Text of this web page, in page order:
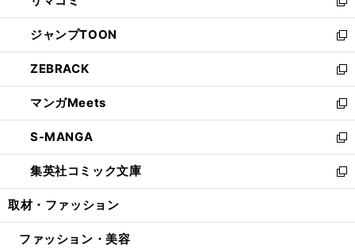
開
く
ウ
で
開
く
ン
ド
ウ
で
開
く
い
ウ
ィ
ン
ド
ウ
で
開
く
新
し
い
ウ
ィ
ン
ド
ウ
で
開
く
ジャンプTOON
新
し
い
ウ
ィ
ン
ド
ウ
で
開
ZEBRACK
新
し
い
ウ
ィ
ン
ド
ウ
開
マンガMeets
新
し
い
ウ
ィ
ン
ウ
S-MANGA
新
し
い
ウ
ン
集英社コミック文庫
新
し
ウ
取材・ファッション
ファッション・美容